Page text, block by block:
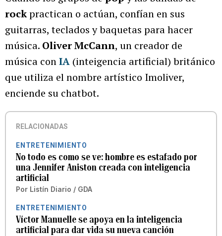
rockpractican o actúan, confían en sus
guitarras, teclados y baquetas para hacer
música. Oliver McCann, un creador de
música conIA (inteigencia artificial) británico
que utiliza el nombre artístico Imoliver,
enciende su chatbot.
RELACIONADAS
ENTRETENIMIENTO
No todo es como se ve: hombre es estafado por
una Jennifer Aniston creada con inteligencia
artificial
Por Listín Diario / GDA
ENTRETENIMIENTO
Víctor Manuelle se apoya en la inteligencia
artificial para dar vida su nueva canción